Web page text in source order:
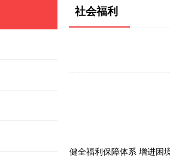
社会福利
健全福利保障体系 增进困